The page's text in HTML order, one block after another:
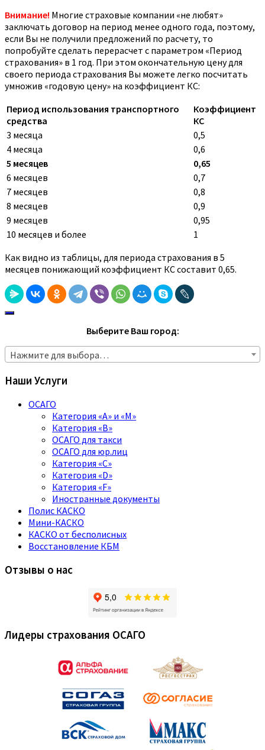
Внимание! Многие страховые компании «не любят»
заключать договор на период менее одного года, поэтому,
если Вы не получили предложений по расчету, то
попробуйте сделать перерасчет с параметром «Период
страхования» в 1 год. При этом окончательную цену для
своего периода страхования Вы можете легко посчитать
умножив «годовую цену» на коэффициент КС:
Период использования транспортного
средства
Коэффициент
КС
3 месяца
0,5
4 месяца
0,6
5 месяцев
0,65
6 месяцев
0,7
7 месяцев
0,8
8 месяцев
0,9
9 месяцев
0,95
10 месяцев и более
1
Как видно из таблицы, для периода страхования в 5
месяцев понижающий коэффициент КС составит 0,65.
Выберите Ваш город:
Нажмите для выбора…
Наши Услуги
ОСАГО
Категория «A» и «M»
Категория «B»
ОСАГО для такси
ОСАГО для юр.лиц
Категория «C»
Категория «D»
Категория «F»
Иностранные документы
Полис КАСКО
Мини-КАСКО
КАСКО от бесполисных
Восстановление КБМ
Отзывы о нас
Лидеры страхования ОСАГО